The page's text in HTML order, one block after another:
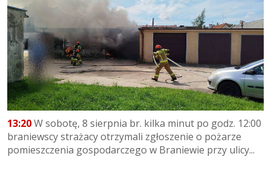
13:20W sobotę, 8 sierpnia br. kilka minut po godz. 12:00
braniewscy strażacy otrzymali zgłoszenie o pożarze
pomieszczenia gospodarczego w Braniewie przy ulicy...